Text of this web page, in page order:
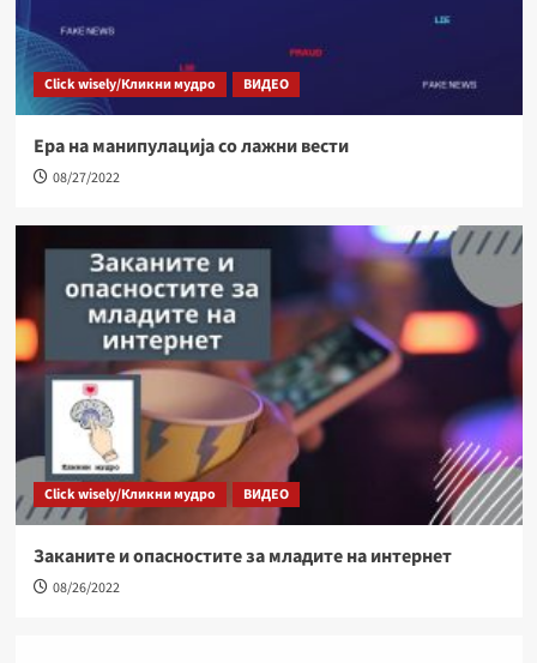
Click wisely/Кликни мудро ВИДЕО
Ера на манипулација со лажни вести
08/27/2022
Click wisely/Кликни мудро ВИДЕО
Заканите и опасностите за младите на интернет
08/26/2022